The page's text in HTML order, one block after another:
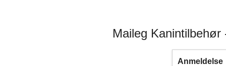
Maileg
Anmeldelse